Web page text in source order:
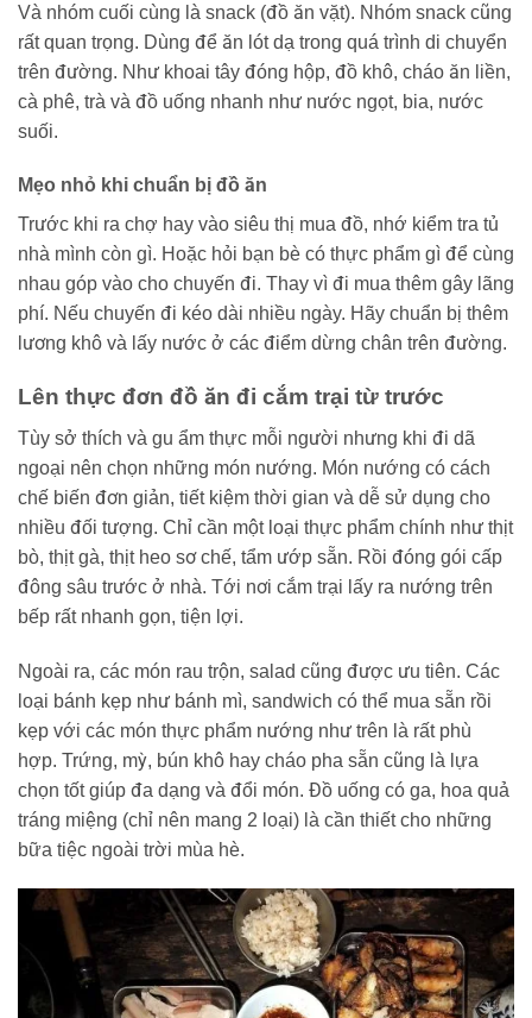
Và nhóm cuối cùng là snack (đồ ăn vặt). Nhóm snack cũng
rất quan trọng. Dùng để ăn lót dạ trong quá trình di chuyển
trên đường. Như khoai tây đóng hộp, đồ khô, cháo ăn liền,
cà phê, trà và đồ uống nhanh như nước ngọt, bia, nước
suối.
Mẹo nhỏ khi chuẩn bị đồ ăn
Trước khi ra chợ hay vào siêu thị mua đồ, nhớ kiểm tra tủ
nhà mình còn gì. Hoặc hỏi bạn bè có thực phẩm gì để cùng
nhau góp vào cho chuyến đi. Thay vì đi mua thêm gây lãng
phí. Nếu chuyến đi kéo dài nhiều ngày. Hãy chuẩn bị thêm
lương khô và lấy nước ở các điểm dừng chân trên đường.
Lên thực đơn đồ ăn đi cắm trại từ trước
Tùy sở thích và gu ẩm thực mỗi người nhưng khi đi dã
ngoại nên chọn những món nướng. Món nướng có cách
chế biến đơn giản, tiết kiệm thời gian và dễ sử dụng cho
nhiều đối tượng. Chỉ cần một loại thực phẩm chính như thịt
bò, thịt gà, thịt heo sơ chế, tẩm ướp sẵn. Rồi đóng gói cấp
đông sâu trước ở nhà. Tới nơi cắm trại lấy ra nướng trên
bếp rất nhanh gọn, tiện lợi.
Ngoài ra, các món rau trộn, salad cũng được ưu tiên. Các
loại bánh kẹp như bánh mì, sandwich có thể mua sẵn rồi
kẹp với các món thực phẩm nướng như trên là rất phù
hợp. Trứng, mỳ, bún khô hay cháo pha sẵn cũng là lựa
chọn tốt giúp đa dạng và đổi món. Đồ uống có ga, hoa quả
tráng miệng (chỉ nên mang 2 loại) là cần thiết cho những
bữa tiệc ngoài trời mùa hè.